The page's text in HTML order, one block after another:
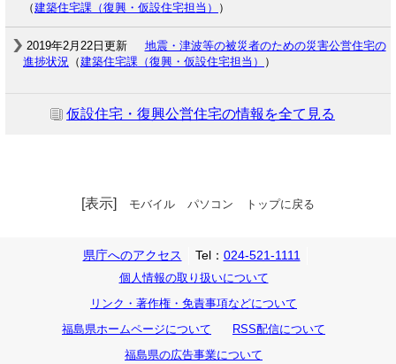
（建築住宅課（復興・仮設住宅担当） ）
2019年2月22日更新
地震・津波等の被災者のための災害公営住宅の
進捗状況 （建築住宅課（復興・仮設住宅担当） ）
仮設住宅・復興公営住宅の情報を全て見る
[表示] モバイル パソコン トップに戻る
県庁へのアクセス Tel： 024-521-1111
個人情報の取り扱いについて
リンク・著作権・免責事項などについて
福島県ホームページについて
RSS配信について
福島県の広告事業について